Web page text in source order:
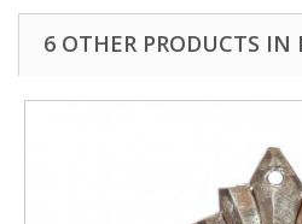
6 OTHER PRODUCTS IN